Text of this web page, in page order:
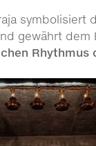
symbolisiert
gewährt dem
Rhythmus